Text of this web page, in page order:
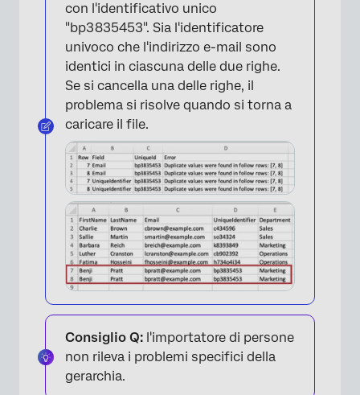
×
con l'identificativo unico
"bp3835453". Sia l'identificatore
univoco che l'indirizzo e-mail sono
identici in ciascuna delle due righe.
Se si cancella una delle righe, il
problema si risolve quando si torna a
caricare il file.
Consiglio Q: l'importatore di persone
non rileva i problemi specifici della
gerarchia.